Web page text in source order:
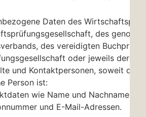
Daten des
des
des vereidigten
oder jeweils deren
und Kontaktpersonen, soweit
Person ist:
wie Name und Nachname,
und E-Mail-Adressen.